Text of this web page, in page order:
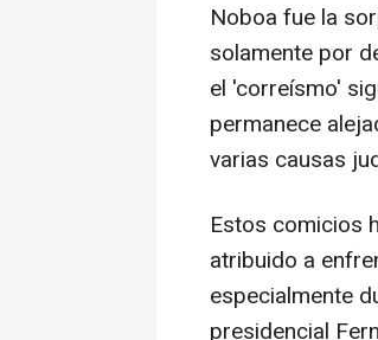
Noboa fue la
solamente por
el 'correísmo'
permanece
varias causas
Estos comicios
atribuido a
especialmente
presidencial